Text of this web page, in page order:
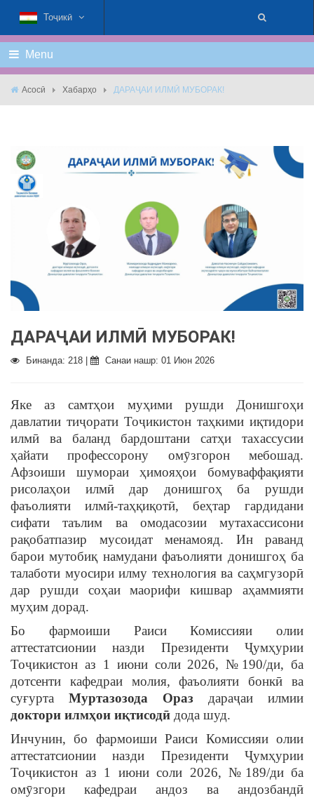
Тоҷикӣ
Menu
Асосӣ Хабарҳо ДАРАҶАИ ИЛМӢ МУБОРАК!
ДАРАҶАИ ИЛМӢ МУБОРАК!
Бинанда: 218 | Санаи нашр: 01 Июн 2026
Яке аз самтҳои муҳими рушди Донишгоҳи
давлатии тиҷорати Тоҷикистон таҳкими иқтидори
илмӣ ва баланд бардоштани сатҳи тахассусии
ҳайати профессорону омӯзгорон мебошад.
Афзоиши шумораи ҳимояҳои бомуваффақияти
рисолаҳои илмӣ дар донишгоҳ ба рушди
фаъолияти илмӣ-таҳқиқотӣ, беҳтар гардидани
сифати таълим ва омодасозии мутахассисони
рақобатпазир мусоидат менамояд. Ин раванд
барои мутобиқ намудани фаъолияти донишгоҳ ба
талаботи муосири илму технология ва саҳмгузорӣ
дар рушди соҳаи маорифи кишвар аҳаммияти
муҳим дорад.
Бо фармоиши Раиси Комиссияи олии
аттестатсионии назди Президенти Ҷумҳурии
Тоҷикистон аз 1 июни соли 2026, №190/ди, ба
дотсенти кафедраи молия, фаъолияти бонкӣ ва
суғурта Муртазозода Ораз дараҷаи илмии
доктори илмҳои иқтисодӣ дода шуд.
Инчунин, бо фармоиши Раиси Комиссияи олии
аттестатсионии назди Президенти Ҷумҳурии
Тоҷикистон аз 1 июни соли 2026, №189/ди ба
омӯзгори кафедраи андоз ва андозбандӣ